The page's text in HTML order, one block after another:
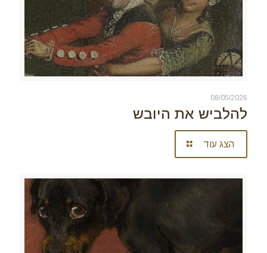
08/05/2026
להלביש את היובש
הצג עוד